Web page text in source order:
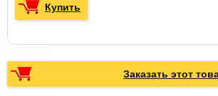
Купить
Заказать этот